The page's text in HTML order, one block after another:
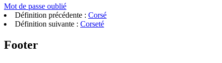
Mot de passe oublié
Définition précédente : Corsé
Définition suivante : Corseté
Footer